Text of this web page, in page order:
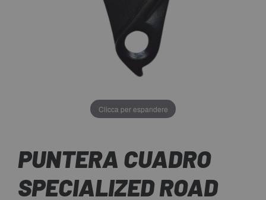
Clicca per espandere
PUNTERA CUADRO
SPECIALIZED ROAD